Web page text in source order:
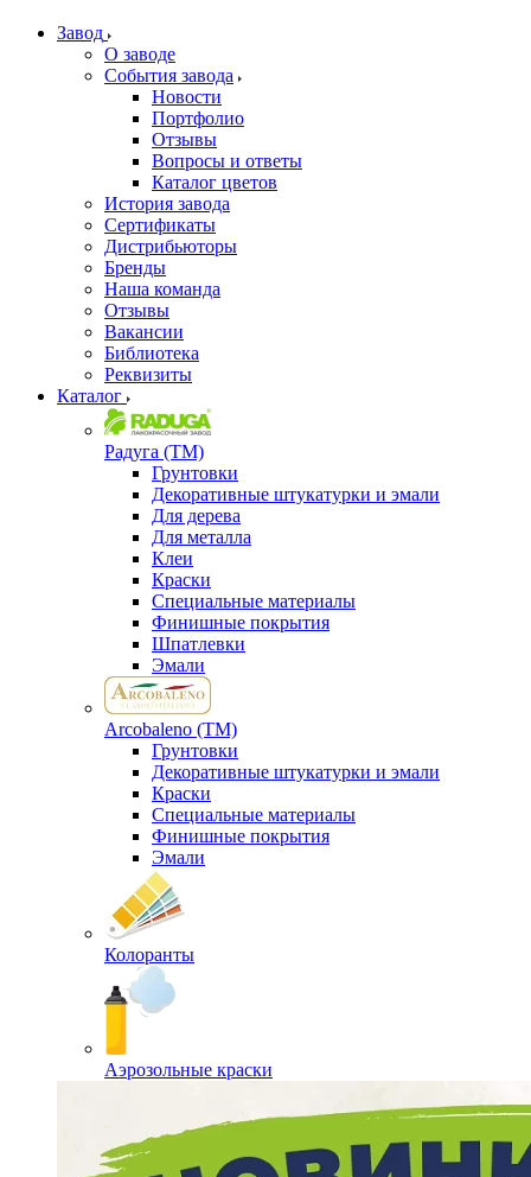
Завод
О заводе
События завода
Новости
Портфолио
Отзывы
Вопросы и ответы
Каталог цветов
История завода
Сертификаты
Дистрибьюторы
Бренды
Наша команда
Отзывы
Вакансии
Библиотека
Реквизиты
Каталог
Радуга (ТМ)
Грунтовки
Декоративные штукатурки и эмали
Для дерева
Для металла
Клеи
Краски
Специальные материалы
Финишные покрытия
Шпатлевки
Эмали
Arcobaleno (ТМ)
Грунтовки
Декоративные штукатурки и эмали
Краски
Специальные материалы
Финишные покрытия
Эмали
Колоранты
Аэрозольные краски